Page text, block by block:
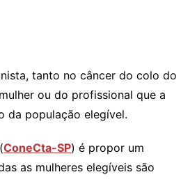
tanto no câncer do colo do
ou do profissional que a
da população elegível.
ConeCta-SP) é propor um
as mulheres elegíveis são